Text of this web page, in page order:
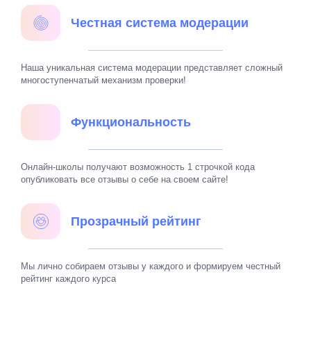
Честная система модерации
Наша уникальная система модерации представляет сложный
многоступенчатый механизм проверки!
Функциональность
Онлайн-школы получают возможность 1 строчкой кода
опубликовать все отзывы о себе на своем сайте!
Прозрачный рейтинг
Мы лично собираем отзывы у каждого и формируем честный
рейтинг каждого курса